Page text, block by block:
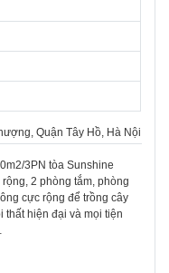
Quận Tây Hồ, Hà Nội
3PN tòa Sunshine
2 phòng tắm, phòng
cực rộng để trồng cây
thất hiện đại và mọi tiện